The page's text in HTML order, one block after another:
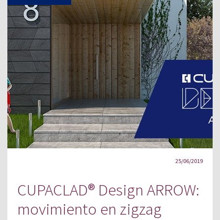
25/06/2019
CUPACLAD® Design ARROW:
movimiento en zigzag